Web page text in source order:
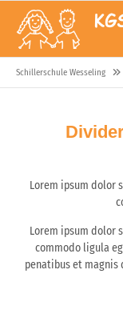
Schillerschule Wesseling
Lorem ipsum dolor
Lorem ipsum dolor
commodo ligula
penatibus et